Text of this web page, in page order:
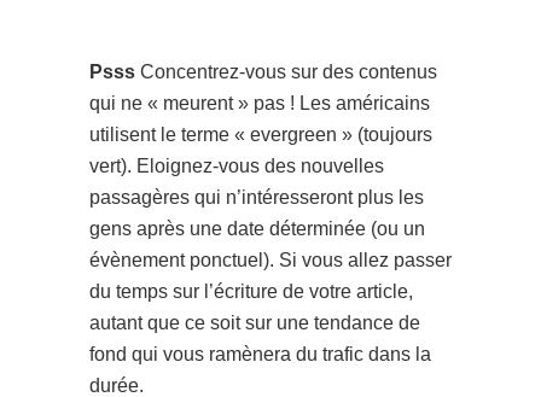
Psss Concentrez-vous sur des contenus
qui ne « meurent » pas ! Les américains
utilisent le terme « evergreen » (toujours
vert). Eloignez-vous des nouvelles
passagères qui n’intéresseront plus les
gens après une date déterminée (ou un
évènement ponctuel). Si vous allez passer
du temps sur l’écriture de votre article,
autant que ce soit sur une tendance de
fond qui vous ramènera du trafic dans la
durée.